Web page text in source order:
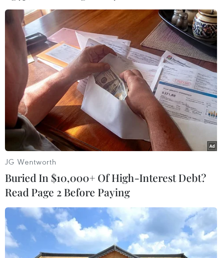
TIN LIÊN QUAN
Đánh giá ứng viên và yêu cầu với công
việc: Thay đổi và thích ứng
JG Wentworth
Buried In $10,000+ Of High-Interest Debt?
Read Page 2 Before Paying